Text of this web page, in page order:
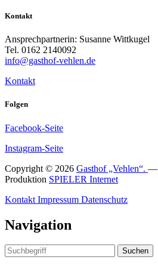
Kontakt
Ansprechpartnerin: Susanne Wittkugel
Tel. 0162 2140092
info@gasthof-vehlen.de
Kontakt
Folgen
Facebook-Seite
Instagram-Seite
Copyright © 2026 Gasthof „Vehlen“. —
Produktion SPIELER Internet
Kontakt Impressum Datenschutz
Navigation
Suchen